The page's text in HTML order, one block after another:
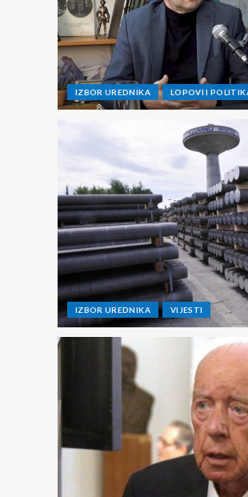
IZBOR UREDNIKA LOPOVI I
IZBOR UREDNIKA VIJESTI